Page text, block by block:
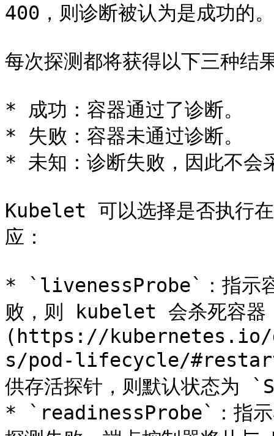
400，则诊断被认为是成功的。
每次探测都将获得以下三种结
* 成功：容器通过了诊断。
* 失败：容器未通过诊断。
* 未知：诊断失败，因此不会
Kubelet 可以选择是否执行在
应：
* `livenessProbe`：指示容
败，则 kubelet 会杀死容器
(https://kubernetes.io/
s/pod-lifecycle/#restart-
供存活探针，则默认状态为
* `readinessProbe`：指示